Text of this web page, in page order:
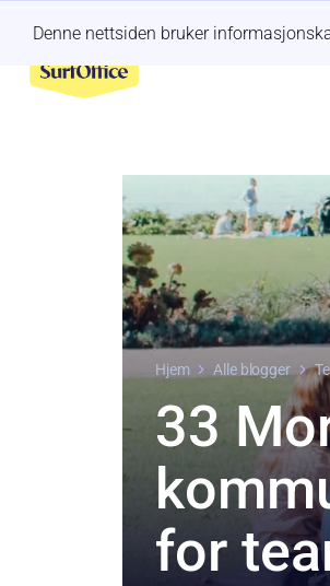
Denne nettsiden bruker
Hjem Alle blogger
33
for